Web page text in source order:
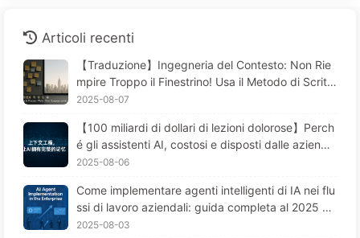
Articoli recenti
【Traduzione】Ingegneria del Contesto: Non Rie
mpire Troppo il Finestrino! Usa il Metodo di Scritt
ura e Filtraggio in Quattro Fasi, Fai Attenzione alla
more Fuori dalla Finestra—Impara Piano Piano l'AI
170
2025-08-07
【100 miliardi di dollari di lezioni dolorose】Perch
é gli assistenti AI, costosi e disposti dalle aziend
e, "perdono la memoria" nei momenti cruciali, me
stazioni del 90%? — Impariamo lentamente l'AI 16
9
2025-08-06
Come implementare agenti intelligenti di IA nei flu
ssi di lavoro aziendali: guida completa al 2025 —
Imparare lentamente l'IA 166
2025-08-03